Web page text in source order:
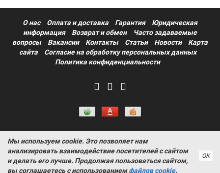
О нас Оплата и доставка Гарантия
Юридическая
информация
Возврат и обмен
Часто задаваемые
вопросы
Вакансии Контакты Статьи Новости
Карта
сайта
Согласие на обработку персональных данных
Политика конфиденциальности
Информация на сайте носит ознакомительный характер и не
является публичной офертой, определяемой положениями
статьи 437 Гражданского кодекса РФ ProtectAuto © 2011-
2026
Мы используем cookie. Это позволяет нам
анализировать взаимодействие посетителей с сайтом
и делать его лучше. Продолжая пользоваться сайтом,
вы соглашаетесь с использованиемфайлов cookie.
ОК